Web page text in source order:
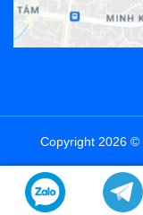
Copyright 2026 ©